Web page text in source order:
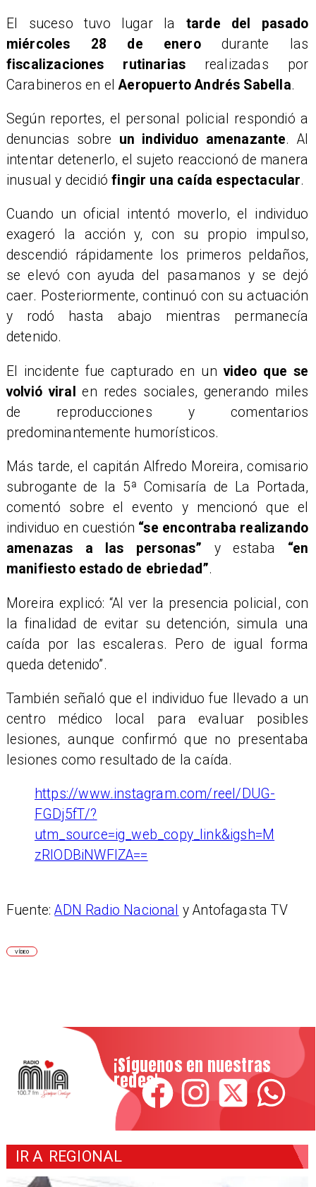
El suceso tuvo lugar la tarde del pasado
miércoles 28 de enerodurante las
fiscalizaciones rutinarias realizadas por
Carabineros en elAeropuerto Andrés Sabella.
Según reportes, el personal policial respondió a
denuncias sobre un individuo amenazante. Al
intentar detenerlo, el sujeto reaccionó de manera
inusual y decidiófingir una caída espectacular.
Cuando un oficial intentó moverlo, el individuo
exageró la acción y, con su propio impulso,
descendió rápidamente los primeros peldaños,
se elevó con ayuda del pasamanos y se dejó
caer. Posteriormente, continuó con su actuación
y rodó hasta abajo mientras permanecía
detenido.
El incidente fue capturado en unvideo que se
volvió viral
en redes sociales, generando miles
de reproducciones y comentarios
predominantemente humorísticos.
Más tarde, el capitán Alfredo Moreira, comisario
subrogante de la 5ª Comisaría de La Portada,
comentó sobre el evento y mencionó que el
individuo en cuestión “se encontraba realizando
amenazas a las personas” y estaba “en
manifiesto estado de ebriedad”.
Moreira explicó: “Al ver la presencia policial, con
la finalidad de evitar su detención, simula una
caída por las escaleras. Pero de igual forma
queda detenido”.
También señaló que el individuo fue llevado a un
centro médico local para evaluar posibles
lesiones, aunque confirmó que no presentaba
lesiones como resultado de la caída.
https://www.instagram.com/reel/DUG-
FGDj5fT/?
utm_source=ig_web_copy_link&igsh=M
zRlODBiNWFlZA==
Fuente:ADN Radio Nacional y Antofagasta TV
VÍDEO
¡Síguenos en nuestras
redes!
IR A REGIONAL